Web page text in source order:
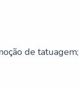
de tatuagem;